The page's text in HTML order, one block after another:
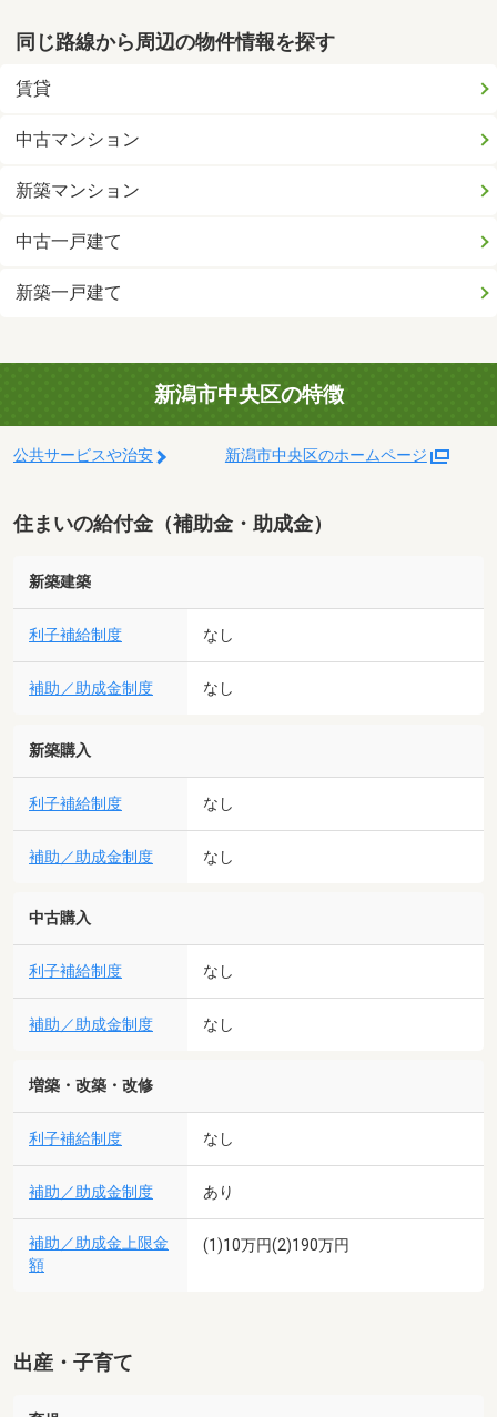
同じ路線から周辺の物件情報を探す
賃貸
中古マンション
新築マンション
中古一戸建て
新築一戸建て
新潟市中央区の特徴
公共サービスや治安 新潟市中央区のホームページ
住まいの給付金（補助金・助成金）
新築建築
利子補給制度 なし
補助／助成金制度 なし
新築購入
利子補給制度 なし
補助／助成金制度 なし
中古購入
利子補給制度 なし
補助／助成金制度 なし
増築・改築・改修
利子補給制度 なし
補助／助成金制度 あり
補助／助成金上限金
額
(1)10万円(2)190万円
出産・子育て